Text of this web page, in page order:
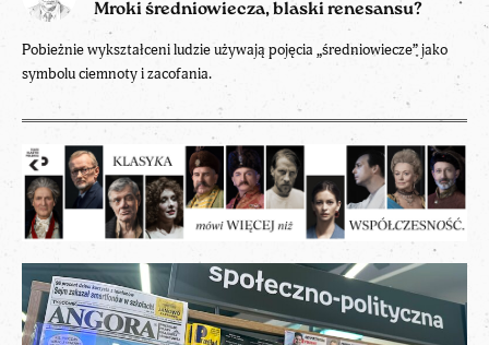
Mroki średniowiecza, blaski renesansu?
Pobieżnie wykształceni ludzie używają pojęcia „średniowiecze” jako
symbolu ciemnoty i zacofania.